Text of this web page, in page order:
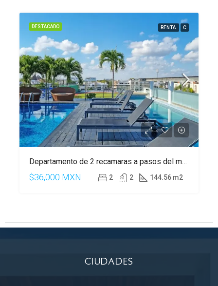
DESTACADO RENTA C
Departamento de 2 recamaras a pasos del mar en Playa del Carmen
$36,000 MXN 2 2 144.56 m2
Ciudades